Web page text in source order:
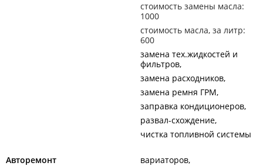
стоимость замены масла:
1000
стоимость масла, за литр:
600
замена тех.жидкостей и
фильтров
замена расходников
замена ремня ГРМ
заправка кондиционеров
развал-схождение
чистка топливной системы
Авторемонт
вариаторов